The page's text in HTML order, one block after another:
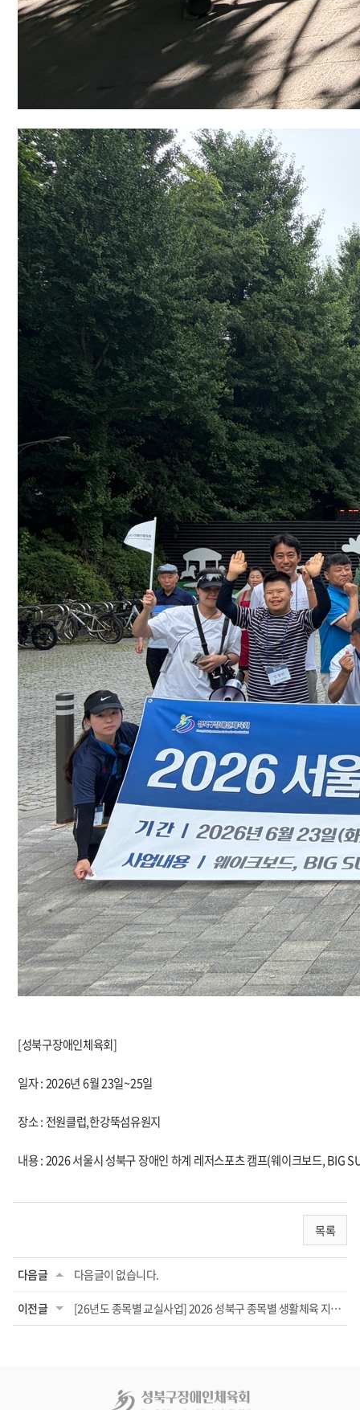
[성북구장애인체육회]
일자 : 2026년 6월 23일~25일
장소 : 전원클럽,한강뚝섬유원지
내용 : 2026 서울시 성북구 장애인 하계 레저스포츠 캠프(웨이크보드, BIG
목록
다음글 다음글이 없습니다.
이전글 [26년도 종목별 교실사업] 2026 성북구 종목별 생활체육 지원사업 스크린파크골프교실 야...